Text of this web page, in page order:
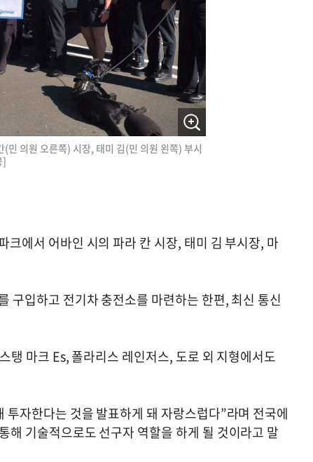
민 의원 오른쪽) 시장, 태미 김(민 의원 왼쪽) 부시
]
에서 어바인 시의 파라 칸 시장, 태미 김 부시장, 마
구입하고 전기차 충전소를 마련하는 한편, 최신 통신
탱 마크 Es, 폴라리스 레인저스, 도로 외 지형에서도
자한다는 것을 발표하게 돼 자랑스럽다”라며 전국에
해 기술적으로도 선구자 역할을 하게 될 것이라고 말